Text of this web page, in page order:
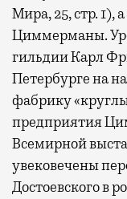
Мира, 25, стр. 1),
Циммерманы.
гильдии Карл
Петербурге на
фабрику
предприятия
Всемирной
увековечены
Достоевского в